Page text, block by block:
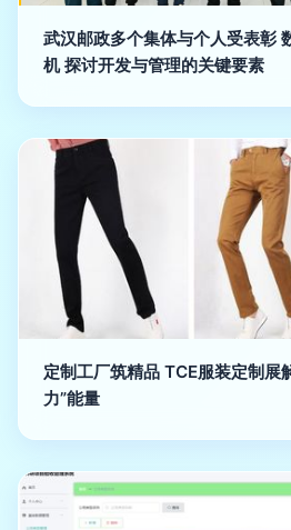
武汉邮政多个集体与个人受表彰
机 探讨开发与管理的关键要素
定制工厂筑精品 TCE服装定制展
力”能量